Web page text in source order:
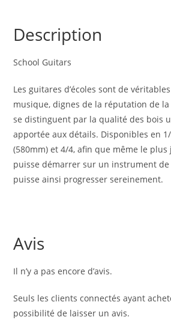
Description
School Guitars
Les guitares d’écoles sont de
musique, dignes de la réputation de la
se distinguent par la qualité des bois
apportée aux détails. Disponibles en
(580mm) et 4/4, afin que même le
puisse démarrer sur un instrument
puisse ainsi progresser sereinement.
Avis
Il n’y a pas encore d’avis.
Seuls les clients connectés ayant
possibilité de laisser un avis.